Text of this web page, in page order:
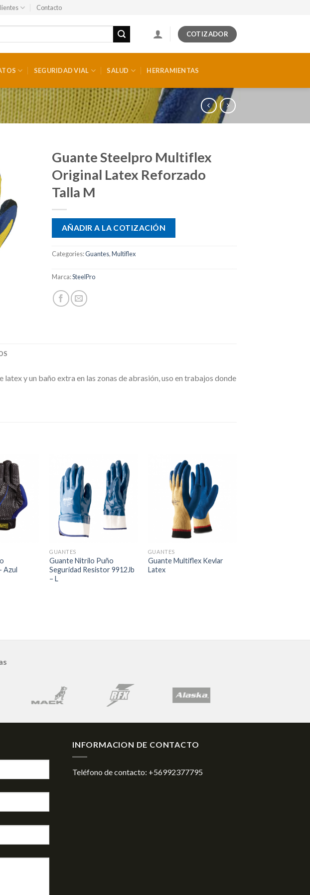
Contacto
COTIZADOR
SEGURIDAD VIAL SALUD HERRAMIENTAS
Guante Steelpro Multiflex
Original Latex Reforzado
Talla M
AÑADIR A LA COTIZACIÓN
Categories:Guantes,Multiflex
Marca:SteelPro
y un baño extra en las zonas de abrasión, uso en trabajos donde
Azul
GUANTES
Guante Nitrilo Puño
Seguridad Resistor 9912Jb
– L
GUANTES
Guante Multiflex Kevlar
Latex
INFORMACION DE CONTACTO
Teléfono de contacto: +56992377795